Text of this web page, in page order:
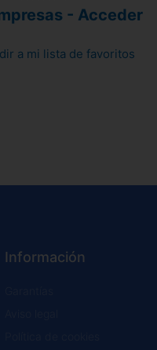
con
- Acceder
a mi lista de favoritos
Información